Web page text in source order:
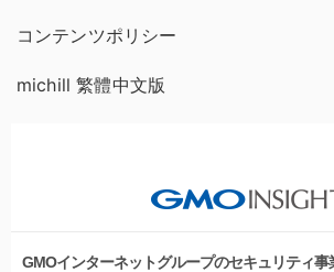
コンテンツポリシー
michill 繁體中文版
GMOインターネットグループのセキュリティ事